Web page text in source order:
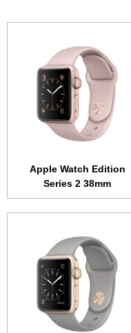
Apple Watch Edition
Series 2 38mm
1.5 بوصة • 340x272 بكسل
الداخلية:8 جيجابايت
512 ميجابايت
التشغيل:
ثنائي النواة 780 ميجاهرتز
273 مللي أمبير
1.65 بوصة • 390x312 بكسل
الداخلية:8 جيجابايت
512 ميجابايت
التشغيل:
ثنائي النواة 780 ميجاهرتز
334 مللي أمبير